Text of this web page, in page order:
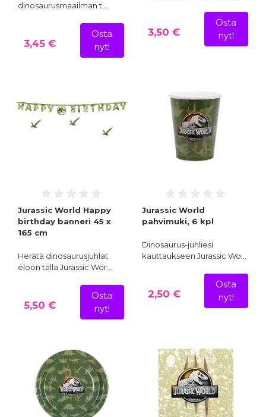
dinosaurusmaailman t…
3,45 €
Osta
nyt!
3,50 €
Osta
nyt!
Jurassic World Happy
birthday banneri 45 x
165 cm
Herätä dinosaurusjuhlat
eloon tällä Jurassic Wor…
5,50 €
Osta
nyt!
Jurassic World
pahvimuki, 6 kpl
Dinosaurus-juhliesi
kauttaukseen Jurassic Wo…
2,50 €
Osta
nyt!